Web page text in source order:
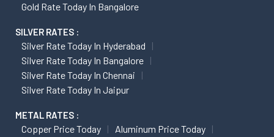
Gold Rate Today In Bangalore
SILVER RATES :
Silver Rate Today In Hyderabad
Silver Rate Today In Bangalore
Silver Rate Today In Chennai
Silver Rate Today In Jaipur
METAL RATES :
Copper Price Today
Aluminum Price Today